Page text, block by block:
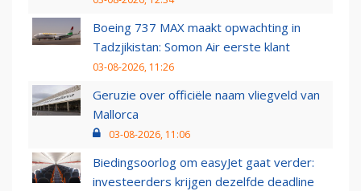
Boeing 737 MAX maakt opwachting in
Tadzjikistan: Somon Air eerste klant
03-08-2026, 11:26
Geruzie over officiële naam vliegveld van
Mallorca
03-08-2026, 11:06
Biedingsoorlog om easyJet gaat verder:
investeerders krijgen dezelfde deadline